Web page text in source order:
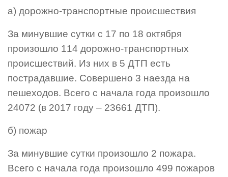
Конкурсы
Фотогалерея
Обращения
Контакты
Вакансии
а) дорожно-транспортные происшествия
За минувшие сутки с 17 по 18 октября
произошло 114 дорожно-транспортных
происшествий. Из них в 5 ДТП есть
пострадавшие. Совершено 3 наезда на
пешеходов. Всего с начала года произошло
24072 (в 2017 году – 23661 ДТП).
б) пожар
За минувшие сутки произошло 2 пожара.
Всего с начала года произошло 499 пожаров